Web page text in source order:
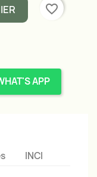
favorite_border
APP
INCI